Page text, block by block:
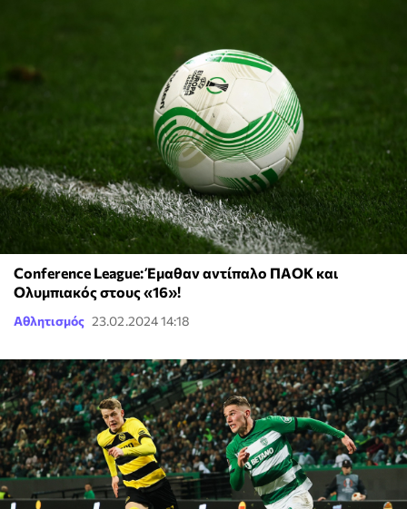
Conference League: Έμαθαν αντίπαλο ΠΑΟΚ και
Ολυμπιακός στους «16»!
Αθλητισμός 23.02.2024 14:18